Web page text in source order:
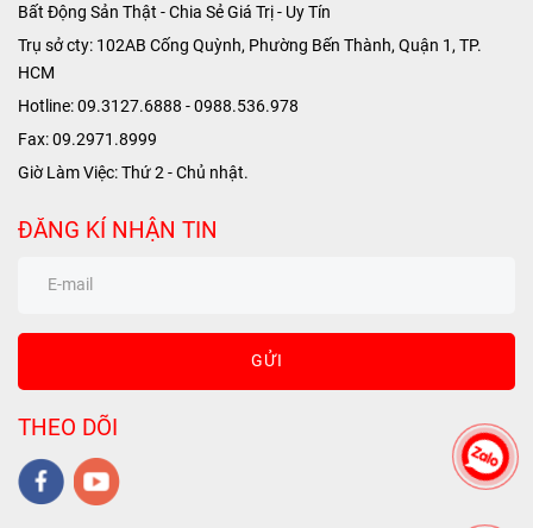
Bất Động Sản Thật - Chia Sẻ Giá Trị - Uy Tín
Trụ sở cty: 102AB Cống Quỳnh, Phường Bến Thành, Quận 1, TP.
HCM
Hotline: 09.3127.6888 - 0988.536.978
Fax: 09.2971.8999
Giờ Làm Việc: Thứ 2 - Chủ nhật.
ĐĂNG KÍ NHẬN TIN
GỬI
THEO DÕI